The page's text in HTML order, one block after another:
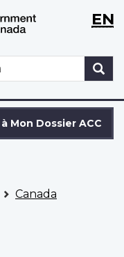
WxT
WxTEN
Mon Dossier ACC
Canada